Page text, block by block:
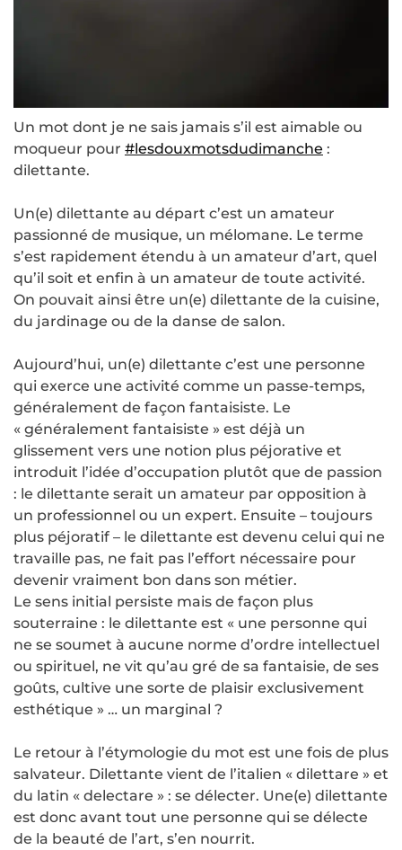
Un mot dont je ne sais jamais s’il est aimable ou
moqueur pour #lesdouxmotsdudimanche :
dilettante.
Un(e) dilettante au départ c’est un amateur
passionné de musique, un mélomane. Le terme
s’est rapidement étendu à un amateur d’art, quel
qu’il soit et enfin à un amateur de toute activité.
On pouvait ainsi être un(e) dilettante de la cuisine,
du jardinage ou de la danse de salon.
Aujourd’hui, un(e) dilettante c’est une personne
qui exerce une activité comme un passe-temps,
généralement de façon fantaisiste. Le
« généralement fantaisiste » est déjà un
glissement vers une notion plus péjorative et
introduit l’idée d’occupation plutôt que de passion
: le dilettante serait un amateur par opposition à
un professionnel ou un expert. Ensuite – toujours
plus péjoratif – le dilettante est devenu celui qui ne
travaille pas, ne fait pas l’effort nécessaire pour
devenir vraiment bon dans son métier.
Le sens initial persiste mais de façon plus
souterraine : le dilettante est « une personne qui
ne se soumet à aucune norme d’ordre intellectuel
ou spirituel, ne vit qu’au gré de sa fantaisie, de ses
goûts, cultive une sorte de plaisir exclusivement
esthétique » … un marginal ?
Le retour à l’étymologie du mot est une fois de plus
salvateur. Dilettante vient de l’italien « dilettare » et
du latin « delectare » : se délecter. Une(e) dilettante
est donc avant tout une personne qui se délecte
de la beauté de l’art, s’en nourrit.